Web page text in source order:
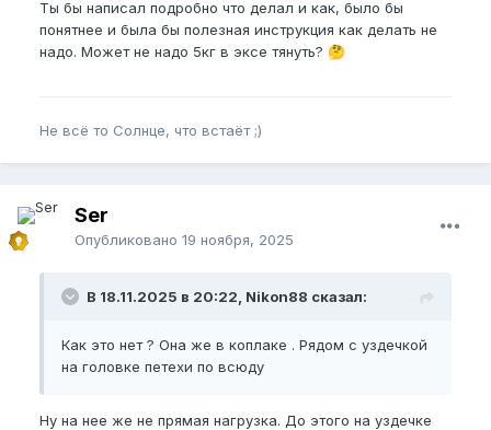
Ты бы написал подробно что делал и как, было бы
понятнее и была бы полезная инструкция как делать не
надо. Может не надо 5кг в эксе тянуть? 🤔
Не всё то Солнце, что встаёт ;)
Ser
Опубликовано 19 ноября, 2025
В 18.11.2025 в 20:22, Nikon88 сказал:
Как это нет ? Она же в коплаке . Рядом с уздечкой
на головке петехи по всюду
Ну на нее же не прямая нагрузка. До этого на уздечке